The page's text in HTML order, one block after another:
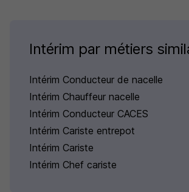
Intérim par métiers
Intérim Conducteur de nacelle
Intérim Chauffeur nacelle
Intérim Conducteur CACES
Intérim Cariste entrepot
Intérim Cariste
Intérim Chef cariste